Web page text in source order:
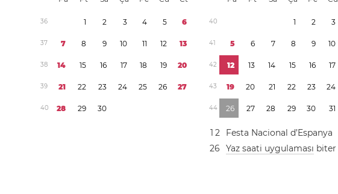
36 1 2 3 4 5 6
37 7 8 9 10 11 12 13
38 14 15 16 17 18 19 20
39 21 22 23 24 25 26 27
40 28 29 30
40 1 2 3
41 5 6 7 8 9 10
42 12 13 14 15 16 17
43 19 20 21 22 23 24
44 26 27 28 29 30 31
1 2
Festa Nacional d’Espanya
26 Yaz saati uygulaması biter